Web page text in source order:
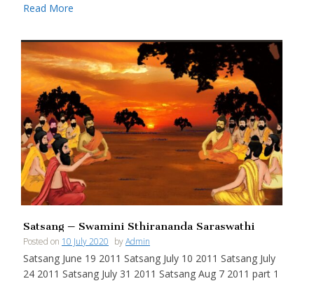
Read More
Satsang – Swamini Sthirananda Saraswathi
Posted on 10 July 2020 byAdmin
Satsang June 19 2011 Satsang July 10 2011 Satsang July
24 2011 Satsang July 31 2011 Satsang Aug 7 2011 part 1